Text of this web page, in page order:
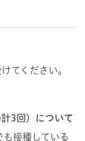
てください。
3回）について
接種している